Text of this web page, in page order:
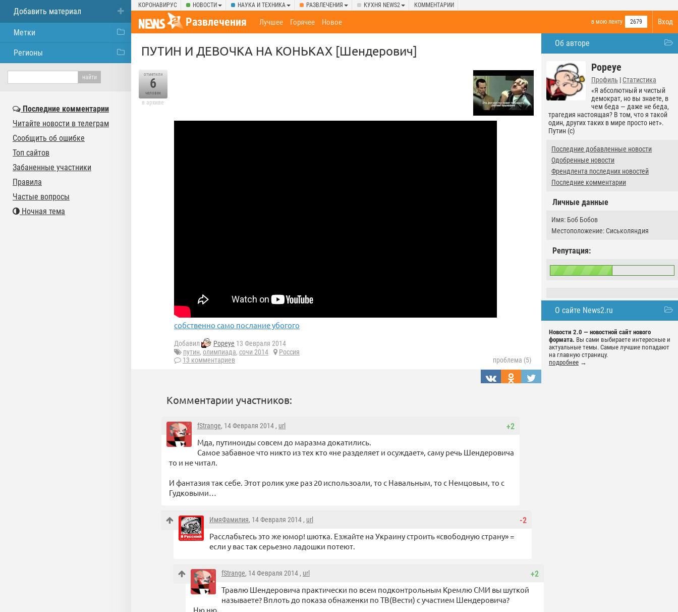
КОРОНАВИРУС НОВОСТИ НАУКА И ТЕХНИКА РАЗВЛЕЧЕНИЯ КУХНЯ NEWS2 КОММЕНТАРИИ
Вход
Развлечения в мою ленту 2679
Лучшее Горячее Новое
Об авторе
Popeye
Профиль | Статистика
«Я абсолютный и чистый
демократ, но вы знаете, в
чем беда — даже не беда,
трагедия настоящая? В том, что я такой
один, других таких в мире просто нет».
Путин (с)
Последние добавленные новости
Одобренные новости
Френдлента последних новостей
Последние комментарии
Личные данные
Имя: Боб Бобов
Местоположение: Сиськоляндия
Репутация:
О сайте News2.ru
Новости 2.0 — новостной сайт нового
формата. Вы сами выбираете интересные и
актуальные темы. Самые лучшие попадают
на главную страницу.
подробнее →
ПУТИН И ДЕВОЧКА НА КОНЬКАХ [Шендерович]
отметили
6
человек
в архиве
собственно само послание убогого
Добавил Popeye 13 Февраля 2014
путин, олимпиада, сочи 2014
Россия
13 комментариев
проблема (5)
Комментарии участников:
+2
fStrange, 14 Февраля 2014 , url
Мда, путиноиды совсем до маразма докатились.
Самое забавное что никто из тех кто «не разделяет и осуждает», саму речь Шендеровича
то и не читал.
И фантазия так себе. Этот ролик уже раз 20 использоали, то с Навальным, то с Немцовым, то с
Гудковыми…
-2
ИмяФамилия, 14 Февраля 2014 , url
Расслабьтесь это же юмор! шютка. Езжайте на Украину строить «свободную страну» =
если у вас так серьезно ладошки потеют.
+2
fStrange, 14 Февраля 2014 , url
Травлю Шендеровича практически по всем подконтрольным Кремлю СМИ вы шуткой
называете? Вплоть до показа обнаженки по ТВ(Вести) с участием Шендеровича?
Ню ню.
Добавить материал
Метки
Регионы
Последние комментарии
Читайте новости в телеграм
Сообщить об ошибке
Топ сайтов
Забаненные участники
Правила
Частые вопросы
Ночная тема